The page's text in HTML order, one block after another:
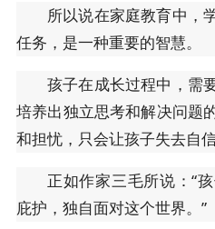
所以说在家庭教育中，
任务，是一种重要的智慧。
孩子在成长过程中，需
培养出独立思考和解决问题
和担忧，只会让孩子失去自
正如作家三毛所说：“
庇护，独自面对这个世界。”